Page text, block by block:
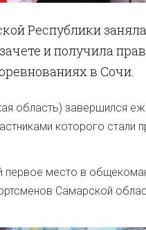
Республики
и получила
в Сочи.
область) завершился
которого стали
первое место в
Самарской